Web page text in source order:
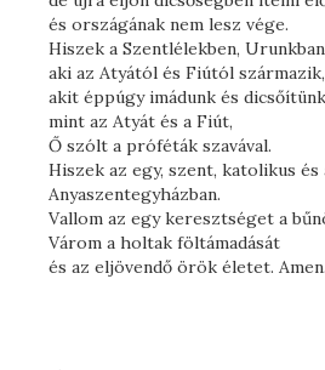
és országának nem lesz vége.
Hiszek a Szentlélekben,
aki az Atyától és Fiútól származik,
akit éppúgy imádunk és dicsőítünk
mint az Atyát és a Fiút,
Ő szólt a próféták szavával.
Hiszek az egy, szent, katolikus
Anyaszentegyházban.
Vallom az egy keresztséget a
Várom a holtak föltámadását
és az eljövendő örök életet. Amen.